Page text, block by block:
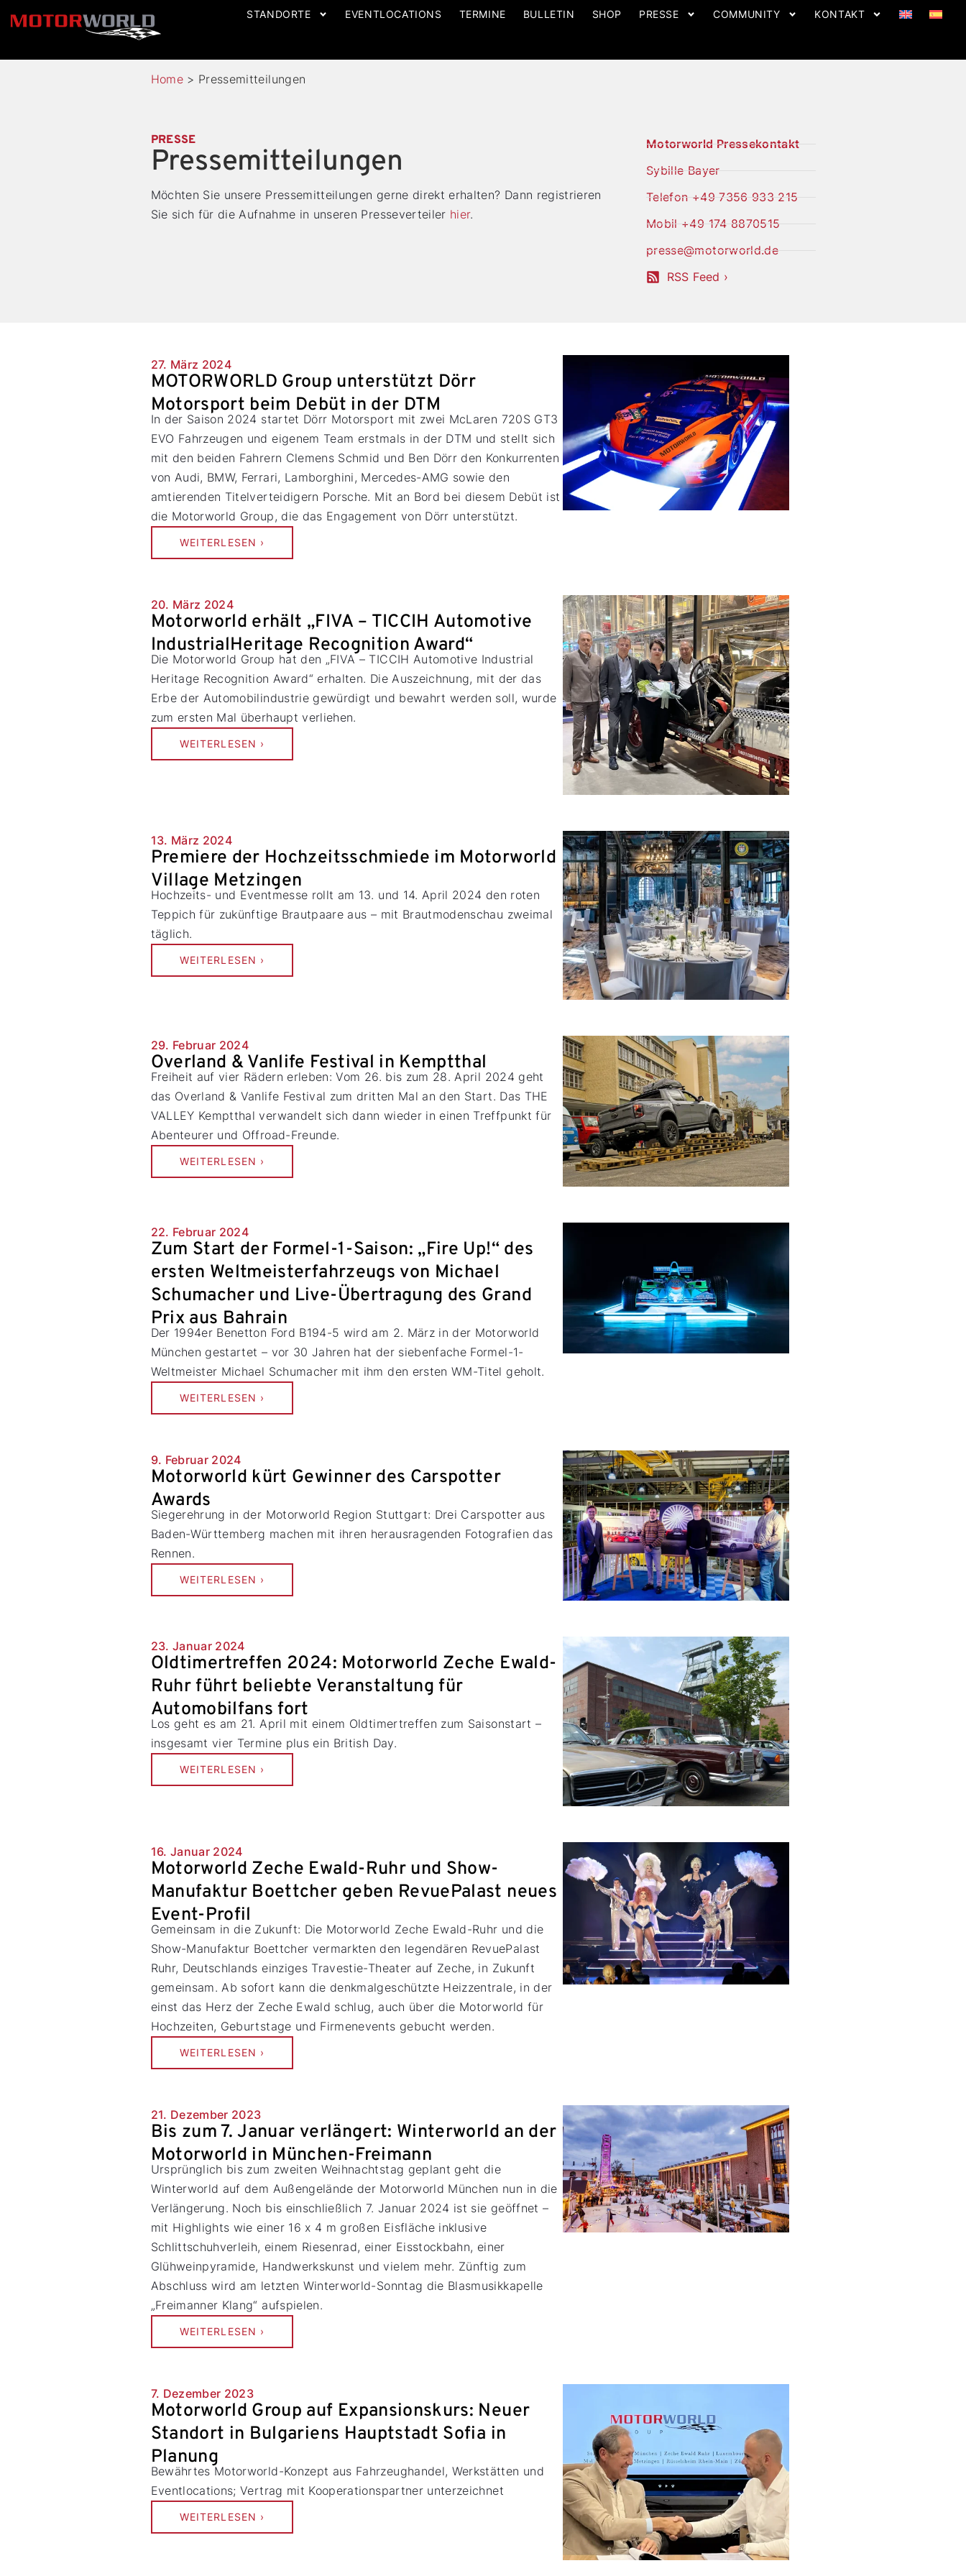
STANDORTE EVENTLOCATIONS TERMINE BULLETIN SHOP PRESSE COMMUNITY KONTAKT
Home> Pressemitteilungen
PRESSE
Pressemitteilungen
Möchten Sie unsere Pressemitteilungen gerne direkt erhalten? Dann registrieren
Sie sich für die Aufnahme in unseren Presseverteiler hier.
Motorworld Pressekontakt
Sybille Bayer
Telefon +49 7356 933 215
Mobil +49 174 8870515
presse@motorworld.de
RSS Feed ›
27. März 2024
MOTORWORLD Group unterstützt Dörr
Motorsport beim Debüt in der DTM
In der Saison 2024 startet Dörr Motorsport mit zwei McLaren 720S GT3
EVO Fahrzeugen und eigenem Team erstmals in der DTM und stellt sich
mit den beiden Fahrern Clemens Schmid und Ben Dörr den Konkurrenten
von Audi, BMW, Ferrari, Lamborghini, Mercedes-AMG sowie den
amtierenden Titelverteidigern Porsche. Mit an Bord bei diesem Debüt ist
die Motorworld Group, die das Engagement von Dörr unterstützt.
WEITERLESEN ›
20. März 2024
Motorworld erhält „FIVA – TICCIH Automotive
IndustrialHeritage Recognition Award“
Die Motorworld Group hat den „FIVA – TICCIH Automotive Industrial
Heritage Recognition Award“ erhalten. Die Auszeichnung, mit der das
Erbe der Automobilindustrie gewürdigt und bewahrt werden soll, wurde
zum ersten Mal überhaupt verliehen.
WEITERLESEN ›
13. März 2024
Premiere der Hochzeitsschmiede im Motorworld
Village Metzingen
Hochzeits- und Eventmesse rollt am 13. und 14. April 2024 den roten
Teppich für zukünftige Brautpaare aus – mit Brautmodenschau zweimal
täglich.
WEITERLESEN ›
29. Februar 2024
Overland & Vanlife Festival in Kemptthal
Freiheit auf vier Rädern erleben: Vom 26. bis zum 28. April 2024 geht
das Overland & Vanlife Festival zum dritten Mal an den Start. Das THE
VALLEY Kemptthal verwandelt sich dann wieder in einen Treffpunkt für
Abenteurer und Offroad-Freunde.
WEITERLESEN ›
22. Februar 2024
Zum Start der Formel-1-Saison: „Fire Up!“ des
ersten Weltmeisterfahrzeugs von Michael
Schumacher und Live-Übertragung des Grand
Prix aus Bahrain
Der 1994er Benetton Ford B194-5 wird am 2. März in der Motorworld
München gestartet – vor 30 Jahren hat der siebenfache Formel-1-
Weltmeister Michael Schumacher mit ihm den ersten WM-Titel geholt.
WEITERLESEN ›
9. Februar 2024
Motorworld kürt Gewinner des Carspotter
Awards
Siegerehrung in der Motorworld Region Stuttgart: Drei Carspotter aus
Baden-Württemberg machen mit ihren herausragenden Fotografien das
Rennen.
WEITERLESEN ›
23. Januar 2024
Oldtimertreffen 2024: Motorworld Zeche Ewald-
Ruhr führt beliebte Veranstaltung für
Automobilfans fort
Los geht es am 21. April mit einem Oldtimertreffen zum Saisonstart –
insgesamt vier Termine plus ein British Day.
WEITERLESEN ›
16. Januar 2024
Motorworld Zeche Ewald-Ruhr und Show-
Manufaktur Boettcher geben RevuePalast neues
Event-Profil
Gemeinsam in die Zukunft: Die Motorworld Zeche Ewald-Ruhr und die
Show-Manufaktur Boettcher vermarkten den legendären RevuePalast
Ruhr, Deutschlands einziges Travestie-Theater auf Zeche, in Zukunft
gemeinsam. Ab sofort kann die denkmalgeschützte Heizzentrale, in der
einst das Herz der Zeche Ewald schlug, auch über die Motorworld für
Hochzeiten, Geburtstage und Firmenevents gebucht werden.
WEITERLESEN ›
21. Dezember 2023
Bis zum 7. Januar verlängert: Winterworld an der
Motorworld in München-Freimann
Ursprünglich bis zum zweiten Weihnachtstag geplant geht die
Winterworld auf dem Außengelände der Motorworld München nun in die
Verlängerung. Noch bis einschließlich 7. Januar 2024 ist sie geöffnet –
mit Highlights wie einer 16 x 4 m großen Eisfläche inklusive
Schlittschuhverleih, einem Riesenrad, einer Eisstockbahn, einer
Glühweinpyramide, Handwerkskunst und vielem mehr. Zünftig zum
Abschluss wird am letzten Winterworld-Sonntag die Blasmusikkapelle
„Freimanner Klang“ aufspielen.
WEITERLESEN ›
7. Dezember 2023
Motorworld Group auf Expansionskurs: Neuer
Standort in Bulgariens Hauptstadt Sofia in
Planung
Bewährtes Motorworld-Konzept aus Fahrzeughandel, Werkstätten und
Eventlocations; Vertrag mit Kooperationspartner unterzeichnet
WEITERLESEN ›